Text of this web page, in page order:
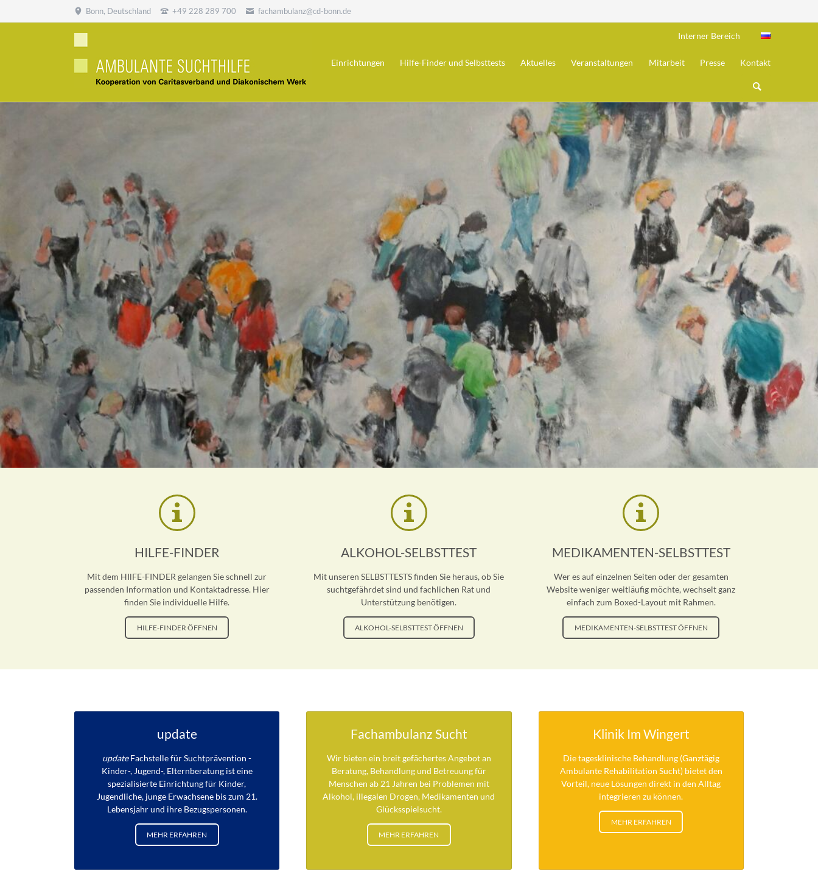
Bonn, Deutschland +49 228 289 700 fachambulanz@cd-bonn.de
Navigation
Einrichtungen
Diamorphinambulanz
Villa Noah
Hilfe-Finder und Selbsttests
Selbsttest - Medikamentenabhängigkeit
Aktuelles Veranstaltungen Mitarbeit Presse Kontakt
Interner Bereich
HILFE-FINDER
Mit dem HIlFE-FINDER gelangen Sie schnell zur
passenden Information und Kontaktadresse. Hier
finden Sie individuelle Hilfe.
HILFE-FINDER ÖFFNEN
ALKOHOL-SELBSTTEST
Mit unseren SELBSTTESTS finden Sie heraus, ob Sie
suchtgefährdet sind und fachlichen Rat und
Unterstützung benötigen.
ALKOHOL-SELBSTTEST ÖFFNEN
MEDIKAMENTEN-SELBSTTEST
Wer es auf einzelnen Seiten oder der gesamten
Website weniger weitläufig möchte, wechselt ganz
einfach zum Boxed-Layout mit Rahmen.
MEDIKAMENTEN-SELBSTTEST ÖFFNEN
update
updateFachstelle für Suchtprävention -
Kinder-, Jugend-, Elternberatung ist eine
spezialisierte Einrichtung für Kinder,
Jugendliche, junge Erwachsene bis zum 21.
Lebensjahr und ihre Bezugspersonen.
MEHR ERFAHREN
Fachambulanz Sucht
Wir bieten ein breit gefächertes Angebot an
Beratung, Behandlung und Betreuung für
Menschen ab 21 Jahren bei Problemen mit
Alkohol, illegalen Drogen, Medikamenten und
Glücksspielsucht.
MEHR ERFAHREN
Klinik Im Wingert
Die tagesklinische Behandlung (Ganztägig
Ambulante Rehabilitation Sucht) bietet den
Vorteil, neue Lösungen direkt in den Alltag
integrieren zu können.
MEHR ERFAHREN